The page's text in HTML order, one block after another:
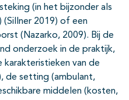
(in het bijzonder als
(Sillner 2019) of een
(Nazarko, 2009). Bij de
onderzoek in de praktijk,
van de
de setting (ambulant,
middelen (kosten,